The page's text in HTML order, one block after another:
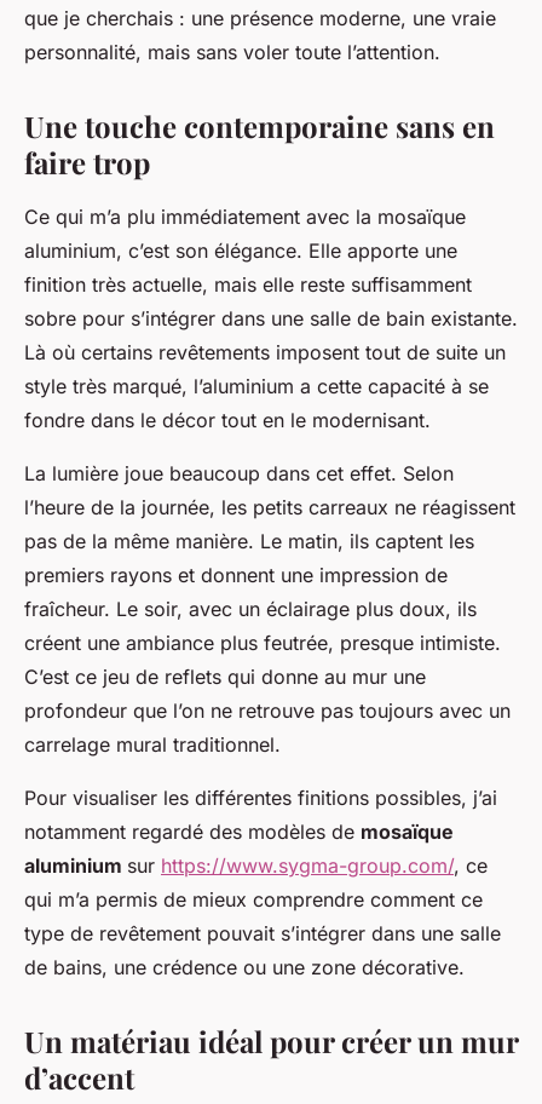
que je cherchais : une présence moderne, une vraie
personnalité, mais sans voler toute l’attention.
Une touche contemporaine sans en
faire trop
Ce qui m’a plu immédiatement avec la mosaïque
aluminium, c’est son élégance. Elle apporte une
finition très actuelle, mais elle reste suffisamment
sobre pour s’intégrer dans une salle de bain existante.
Là où certains revêtements imposent tout de suite un
style très marqué, l’aluminium a cette capacité à se
fondre dans le décor tout en le modernisant.
La lumière joue beaucoup dans cet effet. Selon
l’heure de la journée, les petits carreaux ne réagissent
pas de la même manière. Le matin, ils captent les
premiers rayons et donnent une impression de
fraîcheur. Le soir, avec un éclairage plus doux, ils
créent une ambiance plus feutrée, presque intimiste.
C’est ce jeu de reflets qui donne au mur une
profondeur que l’on ne retrouve pas toujours avec un
carrelage mural traditionnel.
Pour visualiser les différentes finitions possibles, j’ai
notamment regardé des modèles de mosaïque
aluminium sur https://www.sygma-group.com/, ce
qui m’a permis de mieux comprendre comment ce
type de revêtement pouvait s’intégrer dans une salle
de bains, une crédence ou une zone décorative.
Un matériau idéal pour créer un mur
d’accent